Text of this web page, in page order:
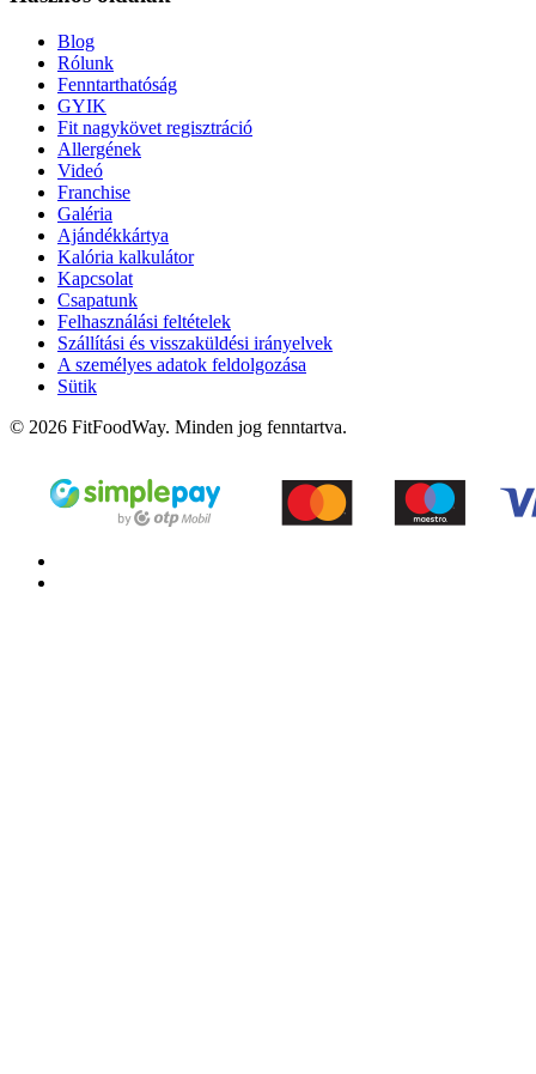
Blog
Rólunk
Fenntarthatóság
GYIK
Fit nagykövet regisztráció
Allergének
Videó
Franchise
Galéria
Ajándékkártya
Kalória kalkulátor
Kapcsolat
Csapatunk
Felhasználási feltételek
Szállítási és visszaküldési irányelvek
A személyes adatok feldolgozása
Sütik
© 2026 FitFoodWay. Minden jog fenntartva.